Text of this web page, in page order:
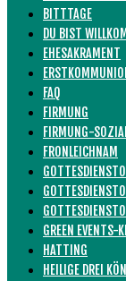
BITTTAGE
DU BIST
EHESAKRAMENT
FAQ
FIRMUNG
FIRMUNG-
FRONLEICHNAM
GREEN EVENTS-
HATTING
HEILIGE DREI